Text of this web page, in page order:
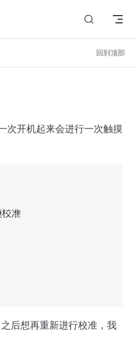
回到顶部
次开机起来会进行一次触摸
后想再重新进行校准，我